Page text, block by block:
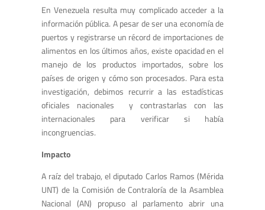
En Venezuela resulta muy complicado acceder a la
información pública. A pesar de ser una economía de
puertos y registrarse un récord de importaciones de
alimentos en los últimos años, existe opacidad en el
manejo de los productos importados, sobre los
países de origen y cómo son procesados. Para esta
investigación, debimos recurrir a las estadísticas
oficiales nacionales y contrastarlas con las
internacionales para verificar si había
incongruencias.
Impacto
A raíz del trabajo, el diputado Carlos Ramos (Mérida
UNT) de la Comisión de Contraloría de la Asamblea
Nacional (AN) propuso al parlamento abrir una